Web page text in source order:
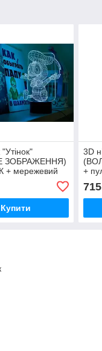
ЗОБРАЖЕННЯ)
+ мережевий
Купити
3D
+
715